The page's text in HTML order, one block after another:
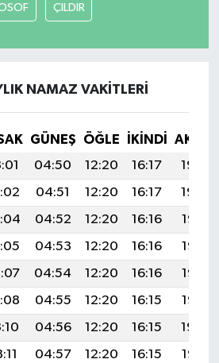
ÇILDIR
NAMAZ VAKITLERI
GÜNEŞ ÖĞLE İKINDI
04:50 12:20 16:17
19:40
04:51 12:20 16:17
19:39
04:52 12:20 16:16
19:38
04:53 12:20 16:16
19:37
04:54 12:20 16:16
19:37
04:55 12:20 16:15
19:35
04:56 12:20 16:15
19:34
04:57 12:20 16:15
19:33